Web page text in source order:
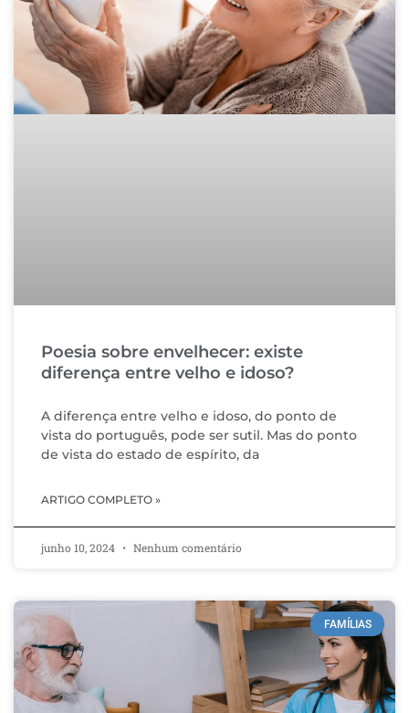
Poesia sobre envelhecer: existe
diferença entre velho e idoso?
A diferença entre velho e idoso, do ponto de
vista do português, pode ser sutil. Mas do ponto
de vista do estado de espírito, da
ARTIGO COMPLETO »
junho 10, 2024 Nenhum comentário
FAMÍLIAS